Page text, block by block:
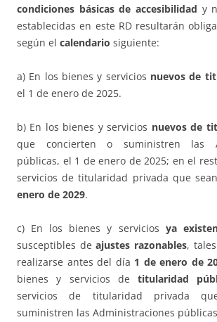
condiciones básicas de accesibilidad y
establecidas en este RD resultarán
según el calendario siguiente:
a) En los bienes y servicios nuevos de
el 1 de enero de 2025.
b) En los bienes y servicios nuevos de
que concierten o suministren las
públicas, el 1 de enero de 2025; en el
servicios de titularidad privada que
enero de 2029.
c) En los bienes y servicios ya
susceptibles deajustes razonables,
realizarse antes del día 1 de enero de
bienes y servicios de titularidad
servicios de titularidad privada
suministren las Administraciones